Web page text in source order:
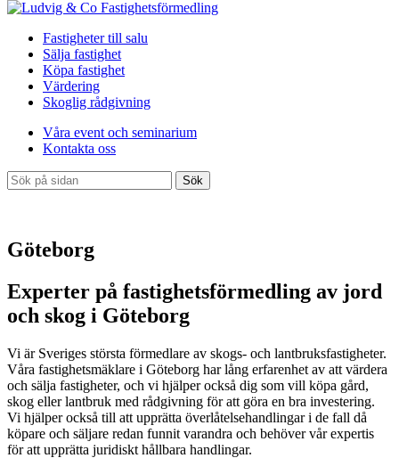
Fastigheter till salu
Sälja fastighet
Köpa fastighet
Värdering
Skoglig rådgivning
Våra event och seminarium
Kontakta oss
Sök
Göteborg
Experter på fastighetsförmedling av jord
och skog i Göteborg
Vi är Sveriges största förmedlare av skogs- och lantbruksfastigheter.
Våra fastighetsmäklare i Göteborg har lång erfarenhet av att värdera
och sälja fastigheter, och vi hjälper också dig som vill köpa gård,
skog eller lantbruk med rådgivning för att göra en bra investering.
Vi hjälper också till att upprätta överlåtelsehandlingar i de fall då
köpare och säljare redan funnit varandra och behöver vår expertis
för att upprätta juridiskt hållbara handlingar.